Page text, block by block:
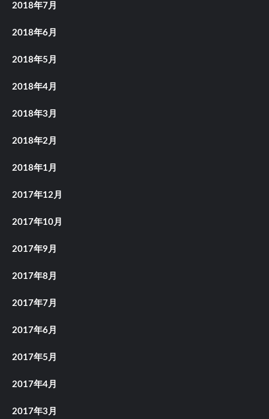
2018年7月
2018年6月
2018年5月
2018年4月
2018年3月
2018年2月
2018年1月
2017年12月
2017年10月
2017年9月
2017年8月
2017年7月
2017年6月
2017年5月
2017年4月
2017年3月